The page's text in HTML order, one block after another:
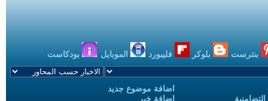
بنترست بلوكر فليبورد الموبايل بودكاست
اضافة موضوع جديد
اضافة خبر